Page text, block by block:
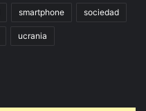
smartphone sociedad
ucrania